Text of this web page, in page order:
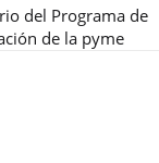
del Programa de
de la pyme